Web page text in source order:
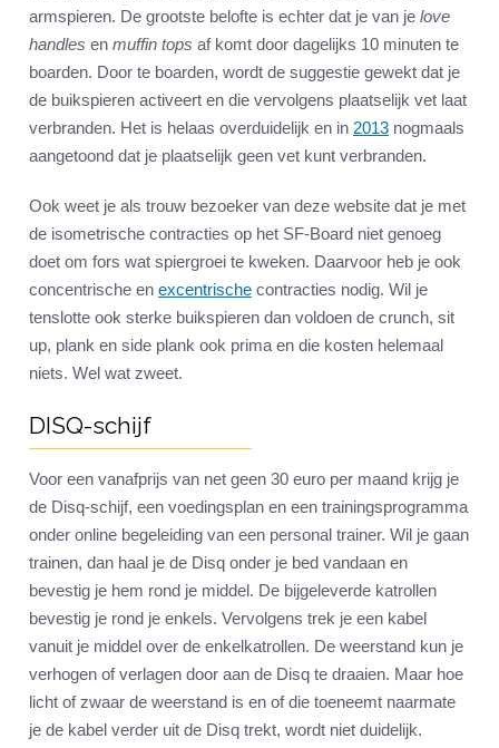
armspieren. De grootste belofte is echter dat je van je love
handles en muffin tops af komt door dagelijks 10 minuten te
boarden. Door te boarden, wordt de suggestie gewekt dat je
de buikspieren activeert en die vervolgens plaatselijk vet laat
verbranden. Het is helaas overduidelijk en in 2013 nogmaals
aangetoond dat je plaatselijk geen vet kunt verbranden.
Ook weet je als trouw bezoeker van deze website dat je met
de isometrische contracties op het SF-Board niet genoeg
doet om fors wat spiergroei te kweken. Daarvoor heb je ook
concentrische en excentrische contracties nodig. Wil je
tenslotte ook sterke buikspieren dan voldoen de crunch, sit
up, plank en side plank ook prima en die kosten helemaal
niets. Wel wat zweet.
DISQ-schijf
Voor een vanafprijs van net geen 30 euro per maand krijg je
de Disq-schijf, een voedingsplan en een trainingsprogramma
onder online begeleiding van een personal trainer. Wil je gaan
trainen, dan haal je de Disq onder je bed vandaan en
bevestig je hem rond je middel. De bijgeleverde katrollen
bevestig je rond je enkels. Vervolgens trek je een kabel
vanuit je middel over de enkelkatrollen. De weerstand kun je
verhogen of verlagen door aan de Disq te draaien. Maar hoe
licht of zwaar de weerstand is en of die toeneemt naarmate
je de kabel verder uit de Disq trekt, wordt niet duidelijk.